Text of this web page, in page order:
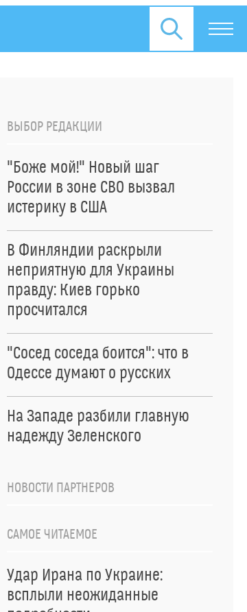
ВЫБОР РЕДАКЦИИ
"Боже мой!" Новый шаг
России в зоне СВО вызвал
истерику в США
В Финляндии раскрыли
неприятную для Украины
правду: Киев горько
просчитался
"Сосед соседа боится": что в
Одессе думают о русских
На Западе разбили главную
надежду Зеленского
НОВОСТИ ПАРТНЕРОВ
САМОЕ ЧИТАЕМОЕ
Удар Ирана по Украине:
всплыли неожиданные